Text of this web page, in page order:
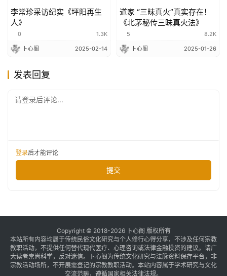
李常珍采访纪实《坪阳再生
人》
0 1.3K
卜心阁 2025-02-14
道家 “三昧真火”真实存在！
《北茅秘传三昧真火法》
5 8.2K
卜心阁 2025-01-26
发表回复
请登录后评论...
登录后才能评论
提交
Copyright © 2018-2026 卜心阁 版权所有
本站所有内容均属于传统民俗文化研究与个人修行心得分享，不涉及任何宗教
教职活动，不提供任何替代现代医疗、心理咨询或法律金融投资的建议。请广
大读者崇尚科学，反对迷信。卜心阁为传统文化研究与法脉资料保存平台，非
宗教活动场所，不开展需登记的宗教教职活动。本站内容属于学术研究与文化
交流范畴，遵循国家相关法律法规。